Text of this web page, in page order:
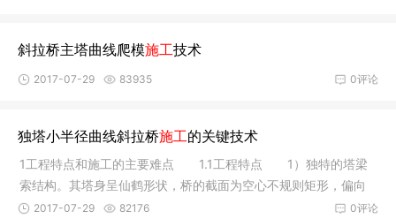
斜拉桥主塔曲线爬模施工技术
0评论
2017-07-29 83935
独塔小半径曲线斜拉桥施工的关键技术
1工程特点和施工的主要难点 1.1工程特点 1）独特的塔梁
索结构。其塔身呈仙鹤形状，桥的截面为空心不规则矩形，偏向
于重心的
0评论
2017-07-29 82176